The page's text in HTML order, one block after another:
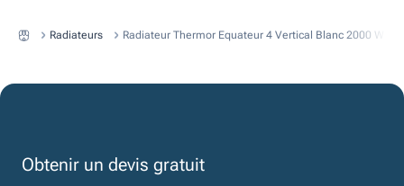
Radiateurs Radiateur Thermor Equateur 4 Vertical Blanc 2000 W A
Obtenir un devis gratuit